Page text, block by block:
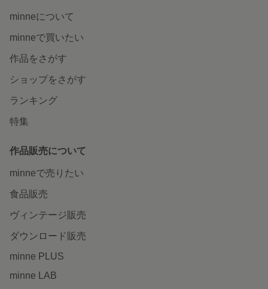
minneについて
minneで買いたい
作品をさがす
ショップをさがす
ランキング
特集
作品販売について
minneで売りたい
食品販売
ヴィンテージ販売
ダウンロード販売
minne PLUS
minne LAB